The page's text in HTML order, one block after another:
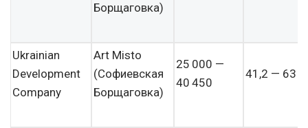
Борщаговка)
Ukrainian
Development
Company
Art Misto
(Софиевская
Борщаговка)
25 000 —
40 450
41,2 — 63